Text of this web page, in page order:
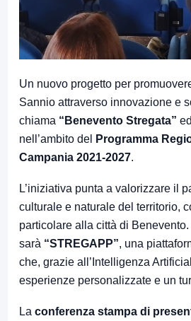
Un nuovo progetto per
Sannio attraverso innovazione e
chiama “Benevento Stregata”
nell’ambito del
Programma
Campania 2021-2027.
L’iniziativa punta a valorizzare il
culturale e naturale del territorio,
particolare alla città di
sarà “STREGAPP”, una
che, grazie all’Intelligenza
esperienze personalizzate e un
La conferenza stampa di